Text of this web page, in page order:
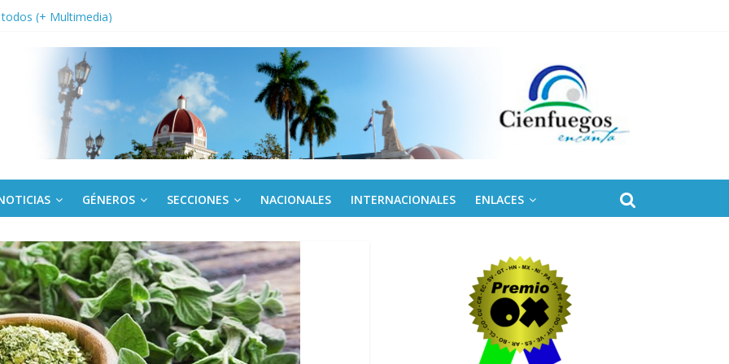
edición semanal en PDF del 7 de agosto
En imágenes la prensa cubana rinde tributo al Comandante (+ Fotos)
brigada chilena viaja a Cuba con donativos por el centenario de Fidel
cien años, cien escuelas
GÉNEROS SECCIONES NACIONALES INTERNACIONALES ENLACES